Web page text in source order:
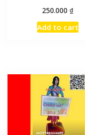
250.000 ₫
Add to cart